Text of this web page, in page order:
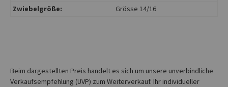
Zwiebelgröße:
Grösse 14/16
Beim dargestellten Preis handelt es sich um unsere unverbindliche
Verkaufsempfehlung (UVP) zum Weiterverkauf. Ihr individueller